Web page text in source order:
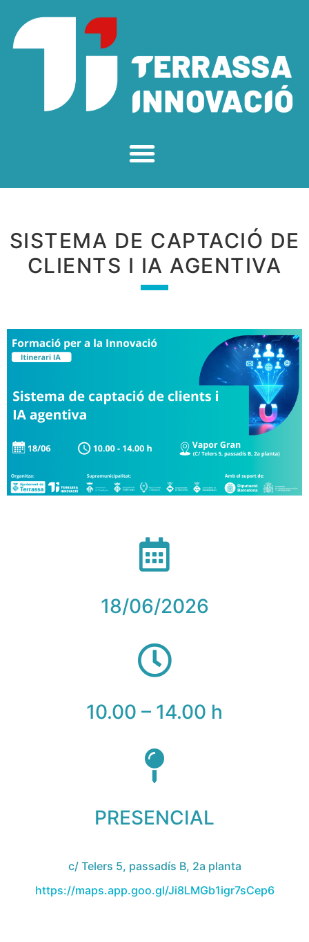
SISTEMA DE CAPTACIÓ DE
CLIENTS I IA AGENTIVA
18/06/2026
10.00 – 14.00 h
PRESENCIAL
c/ Telers 5, passadís B, 2a planta
https://maps.app.goo.gl/Ji8LMGb1igr7sCep6